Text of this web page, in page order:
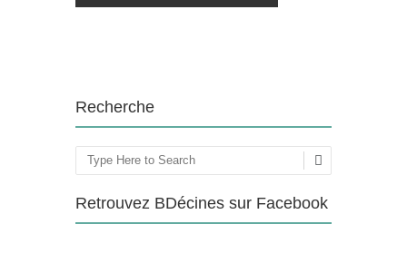
Recherche
Rechercher
Retrouvez BDécines sur Facebook